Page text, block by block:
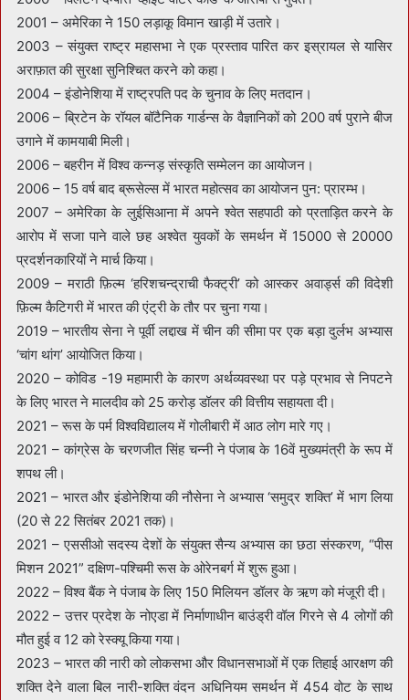
2001 – अमेरिका ने 150 लड़ाकू विमान खाड़ी में उतारे।
2003 – संयुक्त राष्ट्र महासभा ने एक प्रस्ताव पारित कर इस्रायल से यासिर
अराफ़ात की सुरक्षा सुनिश्चित करने को कहा।
2004 – इंडोनेशिया में राष्ट्रपति पद के चुनाव के लिए मतदान।
2006 – ब्रिटेन के रॉयल बॉटैनिक गार्डन्स के वैज्ञानिकों को 200 वर्ष पुराने बीज
उगाने में कामयाबी मिली।
2006 – बहरीन में विश्व कन्नड़ संस्कृति सम्मेलन का आयोजन।
2006 – 15 वर्ष बाद ब्रूसेल्स में भारत महोत्सव का आयोजन पुन: प्रारम्भ।
2007 – अमेरिका के लुईसिआना में अपने श्वेत सहपाठी को प्रताड़ित करने के
आरोप में सजा पाने वाले छह अश्वेत युवकों के समर्थन में 15000 से 20000
प्रदर्शनकारियों ने मार्च किया।
2009 – मराठी फ़िल्म ‘हरिशचन्द्राची फैक्ट्री’ को आस्कर अवार्ड्स की विदेशी
फ़िल्म कैटिगरी में भारत की एंट्री के तौर पर चुना गया।
2019 – भारतीय सेना ने पूर्वी लद्दाख में चीन की सीमा पर एक बड़ा दुर्लभ अभ्यास
‘चांग थांग’ आयोजित किया।
2020 – कोविड -19 महामारी के कारण अर्थव्यवस्था पर पड़े प्रभाव से निपटने
के लिए भारत ने मालदीव को 25 करोड़ डॉलर की वित्तीय सहायता दी।
2021 – रूस के पर्म विश्‍वविद्यालय में गोलीबारी में आठ लोग मारे गए।
2021 – कांग्रेस के चरणजीत सिंह चन्नी ने पंजाब के 16वें मुख्यमंत्री के रूप में
शपथ ली।
2021 – भारत और इंडोनेशिया की नौसेना ने अभ्यास ‘समुद्र शक्ति’ में भाग लिया
(20 से 22 सितंबर 2021 तक)।
2021 – एससीओ सदस्य देशों के संयुक्त सैन्य अभ्यास का छठा संस्करण, “पीस
मिशन 2021” दक्षिण-पश्चिमी रूस के ओरेनबर्ग में शुरू हुआ।
2022 – विश्व बैंक ने पंजाब के लिए 150 मिलियन डॉलर के ऋण को मंजूरी दी।
2022 – उत्तर प्रदेश के नोएडा में निर्माणाधीन बाउंड्री वॉल गिरने से 4 लोगों की
मौत हुई व 12 को रेस्क्यू किया गया।
2023 – भारत की नारी को लोकसभा और विधानसभाओं में एक तिहाई आरक्षण की
शक्ति देने वाला बिल नारी-शक्ति वंदन अधिनियम समर्थन में 454 वोट के साथ